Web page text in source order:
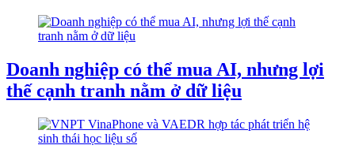
Doanh nghiệp có thể mua AI, nhưng lợi
thế cạnh tranh nằm ở dữ liệu